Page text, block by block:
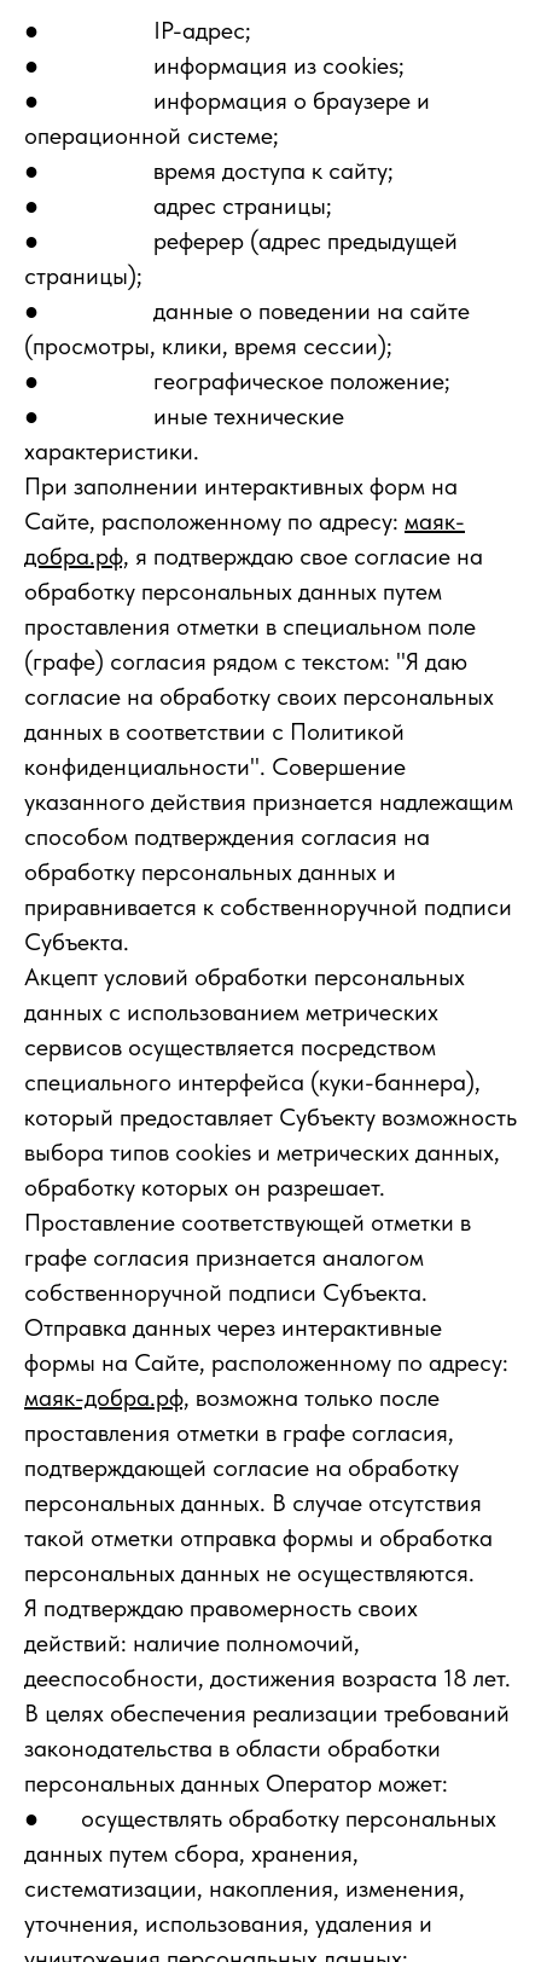
● IP-адрес;
● информация из cookies;
● информация о браузере и
операционной системе;
● время доступа к сайту;
● адрес страницы;
● реферер (адрес предыдущей
страницы);
● данные о поведении на сайте
(просмотры, клики, время сессии);
● географическое положение;
● иные технические
характеристики.
При заполнении интерактивных форм на
Сайте, расположенному по адресу: маяк-
добра.рф, я подтверждаю свое согласие на
обработку персональных данных путем
проставления отметки в специальном поле
(графе) согласия рядом с текстом: "Я даю
согласие на обработку своих персональных
данных в соответствии с Политикой
конфиденциальности". Совершение
указанного действия признается надлежащим
способом подтверждения согласия на
обработку персональных данных и
приравнивается к собственноручной подписи
Субъекта.
Акцепт условий обработки персональных
данных с использованием метрических
сервисов осуществляется посредством
специального интерфейса (куки-баннера),
который предоставляет Субъекту возможность
выбора типов cookies и метрических данных,
обработку которых он разрешает.
Проставление соответствующей отметки в
графе согласия признается аналогом
собственноручной подписи Субъекта.
Отправка данных через интерактивные
формы на Сайте, расположенному по адресу:
маяк-добра.рф, возможна только после
проставления отметки в графе согласия,
подтверждающей согласие на обработку
персональных данных. В случае отсутствия
такой отметки отправка формы и обработка
персональных данных не осуществляются.
Я подтверждаю правомерность своих
действий: наличие полномочий,
дееспособности, достижения возраста 18 лет.
В целях обеспечения реализации требований
законодательства в области обработки
персональных данных Оператор может:
● осуществлять обработку персональных
данных путем сбора, хранения,
систематизации, накопления, изменения,
уточнения, использования, удаления и